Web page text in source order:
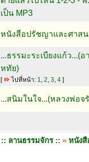
เป็น MP3
หนังสือปรัชญาและศาส
...ธรรมะระเบียงแก้ว...(
หทัย)
[ ไปที่หน้า: 1, 2, 3, 4]
...สนิมในใจ...(หลวงพ่อ
:: ลานธรรมจักร :: » หนังสื